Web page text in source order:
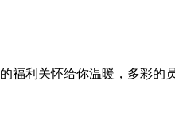
利关怀给你温暖，多彩的